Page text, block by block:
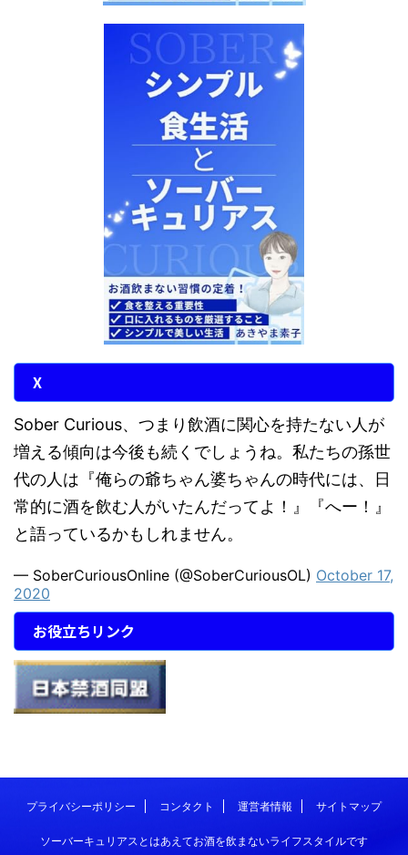
X
Sober Curious、つまり飲酒に関心を持たない人が
増える傾向は今後も続くでしょうね。私たちの孫世
代の人は『俺らの爺ちゃん婆ちゃんの時代には、日
常的に酒を飲む人がいたんだってよ！』『へー！』
と語っているかもしれません。
— SoberCuriousOnline (@SoberCuriousOL) October 17,
2020
お役立ちリンク
プライバシーポリシー コンタクト 運営者情報 サイトマップ
ソーバーキュリアスとはあえてお酒を飲まないライフスタイルです